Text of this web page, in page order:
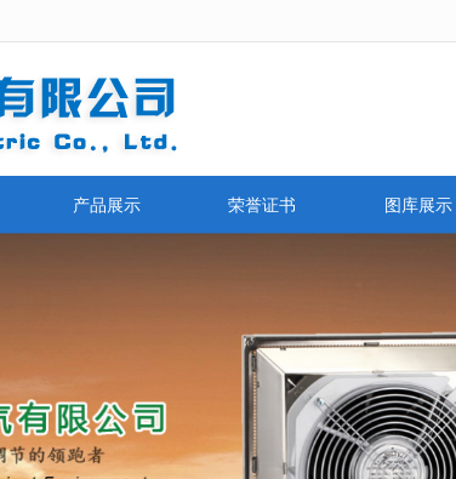
产品展示 荣誉证书 图库展示